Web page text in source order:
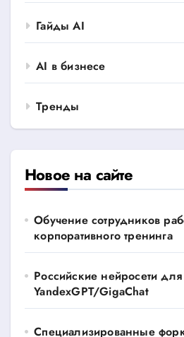
Гайды AI
AI в бизнесе
Тренды
Новое на сайте
Обучение сотрудников
корпоративного тренинга
Российские нейросети
YandexGPT/GigaChat
Специализированные